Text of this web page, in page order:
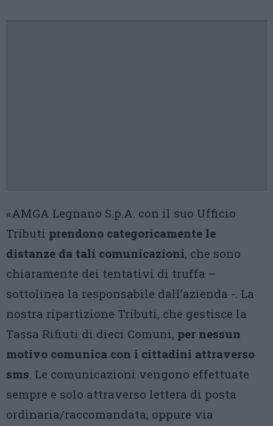
«AMGA Legnano S.p.A. con il suo Ufficio
Tributi prendono categoricamente le
distanze da tali comunicazioni, che sono
chiaramente dei tentativi di truffa –
sottolinea la responsabile dall’azienda -. La
nostra ripartizione Tributi, che gestisce la
Tassa Rifiuti di dieci Comuni, per nessun
motivo comunica con i cittadini attraverso
sms. Le comunicazioni vengono effettuate
sempre e solo attraverso lettera di posta
ordinaria/raccomandata, oppure via